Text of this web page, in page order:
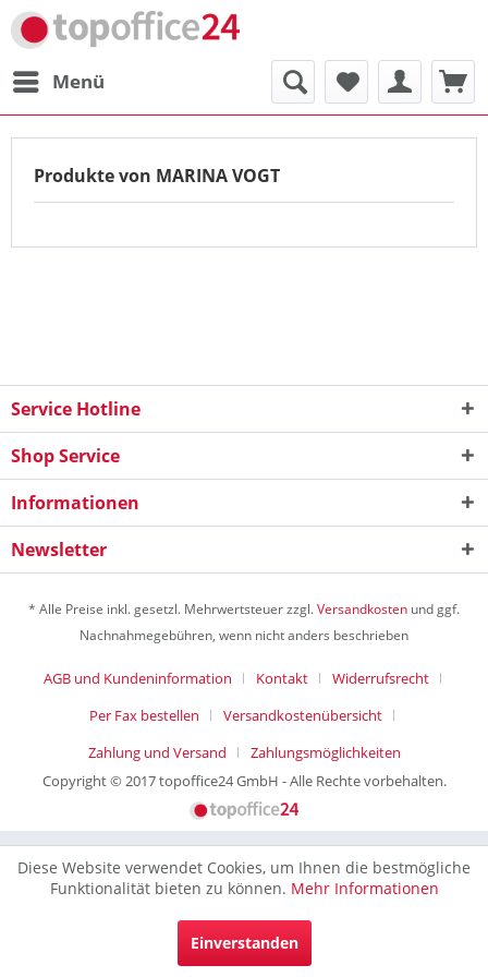
Menü
Produkte von MARINA VOGT
Service Hotline
Shop Service
Informationen
Newsletter
* Alle Preise inkl. gesetzl. Mehrwertsteuer zzgl.Versandkosten und ggf.
Nachnahmegebühren, wenn nicht anders beschrieben
AGB und Kundeninformation Kontakt
Widerrufsrecht
Per Fax bestellen
Versandkostenübersicht
Zahlung und Versand
Zahlungsmöglichkeiten
Copyright © 2017 topoffice24 GmbH - Alle Rechte vorbehalten.
Diese Website verwendet Cookies, um Ihnen die bestmögliche
Funktionalität bieten zu können. Mehr Informationen
Einverstanden